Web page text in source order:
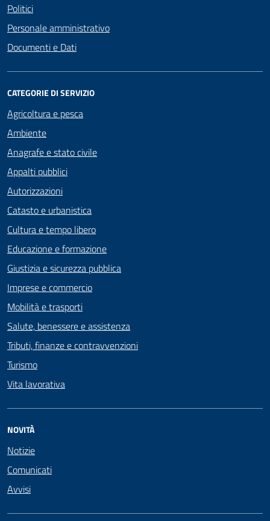
Politici
Personale amministrativo
Documenti e Dati
CATEGORIE DI SERVIZIO
Agricoltura e pesca
Ambiente
Anagrafe e stato civile
Appalti pubblici
Autorizzazioni
Catasto e urbanistica
Cultura e tempo libero
Educazione e formazione
Giustizia e sicurezza pubblica
Imprese e commercio
Mobilità e trasporti
Salute, benessere e assistenza
Tributi, finanze e contravvenzioni
Turismo
Vita lavorativa
NOVITÀ
Notizie
Comunicati
Avvisi